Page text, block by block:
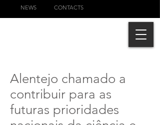
NEWS CONTACTS
Alentejo chamado a
contribuir para as
futuras prioridades